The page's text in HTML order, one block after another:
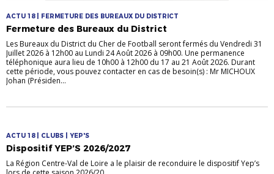
ACTU 18 | FERMETURE DES BUREAUX DU DISTRICT
Fermeture des Bureaux du District
Les Bureaux du District du Cher de Football seront fermés du Vendredi 31
Juillet 2026 à 12h00 au Lundi 24 Août 2026 à 09h00. Une permanence
téléphonique aura lieu de 10h00 à 12h00 du 17 au 21 Août 2026. Durant
cette période, vous pouvez contacter en cas de besoin(s) : Mr MICHOUX
Johan (Présiden...
ACTU 18 | CLUBS | YEP'S
Dispositif YEP’S 2026/2027
La Région Centre-Val de Loire a le plaisir de reconduire le dispositif Yep’s